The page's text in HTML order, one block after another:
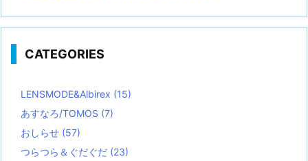
CATEGORIES
LENSMODE&Albirex (15)
あすなろ/TOMOS (7)
おしらせ (57)
つらつら＆ぐだぐだ (23)